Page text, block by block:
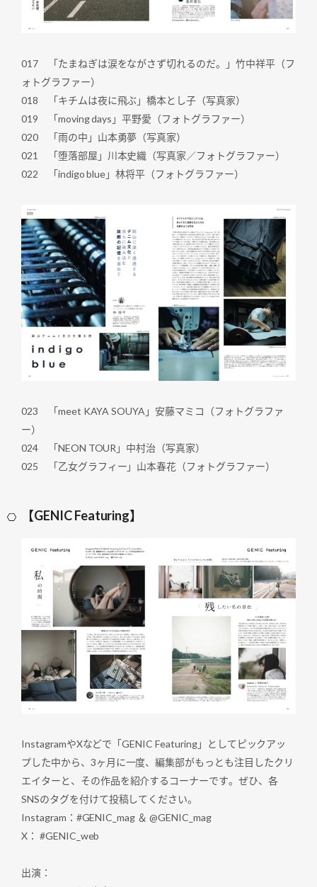
017 「たまねぎは涙をながさず切れるのだ。」竹中祥平（フ
ォトグラファー）
018 「キチムは夜に飛ぶ」橋本とし子（写真家）
019 「moving days」平野愛（フォトグラファー）
020 「雨の中」山本勇夢（写真家）
021 「堕落部屋」川本史織（写真家／フォトグラファー）
022 「indigo blue」林将平（フォトグラファー）
023 「meet KAYA SOUYA」安藤マミコ（フォトグラファ
ー）
024 「NEON TOUR」中村治（写真家）
025 「乙女グラフィー」山本春花（フォトグラファー）
【GENIC Featuring】
InstagramやXなどで「GENIC Featuring」としてピックアッ
プした中から、3ヶ月に一度、編集部がもっとも注目したクリ
エイターと、その作品を紹介するコーナーです。ぜひ、各
SNSのタグを付けて投稿してください。
Instagram：#GENIC_mag ＆ @GENIC_mag
X： #GENIC_web
出演：